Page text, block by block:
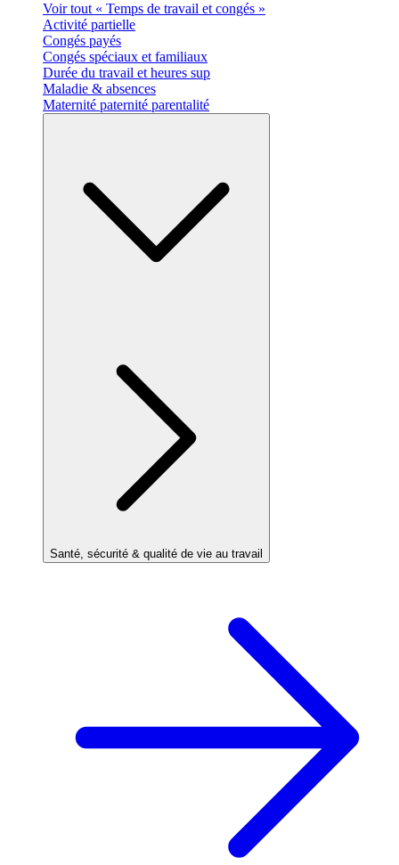
Voir tout « Temps de travail et congés »
Activité partielle
Congés payés
Congés spéciaux et familiaux
Durée du travail et heures sup
Maladie & absences
Maternité paternité parentalité
Santé, sécurité & qualité de vie au travail